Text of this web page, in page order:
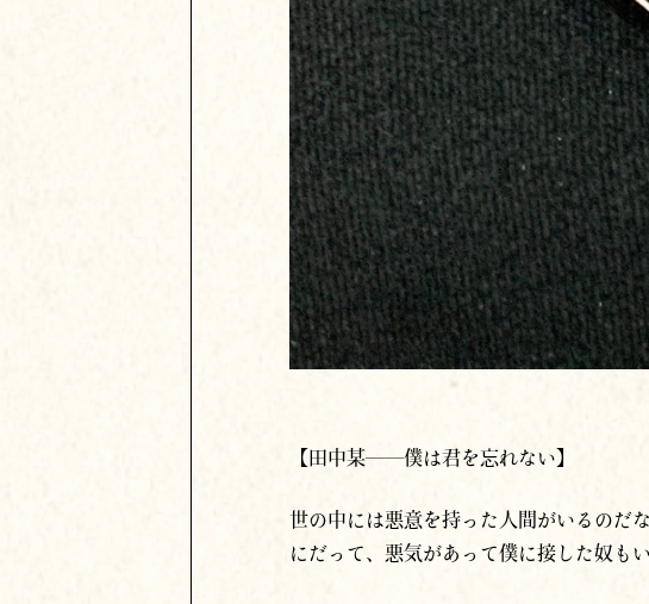
【田中某――僕は君を忘れない】
世の中には悪意を持った人間がいるのだ
にだって、悪気があって僕に接した奴も